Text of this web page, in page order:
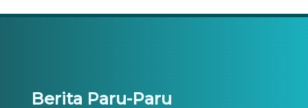
Berita Paru-Paru